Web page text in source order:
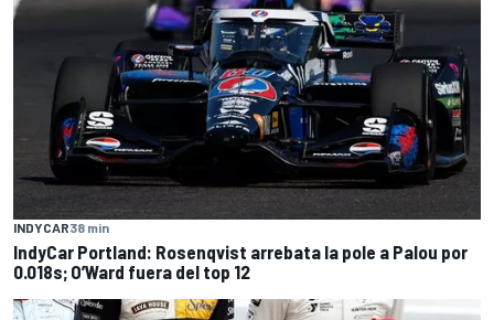
INDYCAR38 min
IndyCar Portland: Rosenqvist arrebata la pole a Palou por
0.018s; O’Ward fuera del top 12